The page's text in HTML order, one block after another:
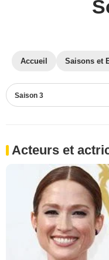
Accueil Saisons et
Saison 3
Acteurs et